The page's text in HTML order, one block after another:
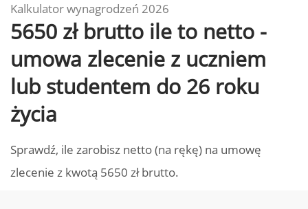
Kalkulator wynagrodzeń 2026
5650 zł brutto ile to netto -
umowa zlecenie z uczniem
lub studentem do 26 roku
życia
Sprawdź, ile zarobisz netto (na rękę) na umowę
zlecenie z kwotą 5650 zł brutto.